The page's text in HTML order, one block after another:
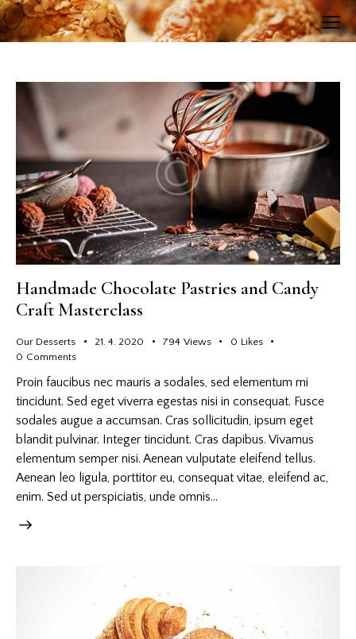
Handmade Chocolate Pastries and Candy
Craft Masterclass
Our Desserts 21. 4. 2020 794 Views 0 Likes
0 Comments
Proin faucibus nec mauris a sodales, sed elementum mi
tincidunt. Sed eget viverra egestas nisi in consequat. Fusce
sodales augue a accumsan. Cras sollicitudin, ipsum eget
blandit pulvinar. Integer tincidunt. Cras dapibus. Vivamus
elementum semper nisi. Aenean vulputate eleifend tellus.
Aenean leo ligula, porttitor eu, consequat vitae, eleifend ac,
enim. Sed ut perspiciatis, unde omnis…